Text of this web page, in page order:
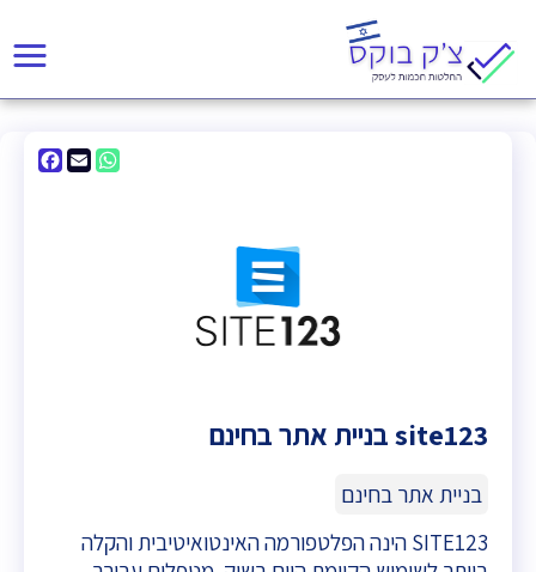
Email
WhatsApp
site123 בניית אתר בחינם
בניית אתר בחינם
SITE123 הינה הפלטפורמה האינטואיטיבית והקלה